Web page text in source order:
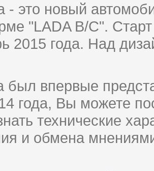
- это новый
"LADA B/C".
2015 года. Над
был впервые
года, Вы можете
технические
и обмена